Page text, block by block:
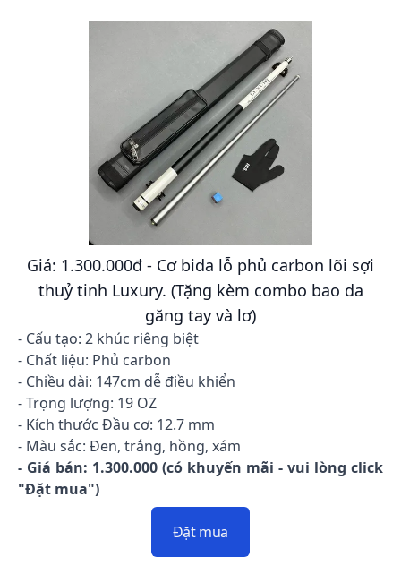
Giá: 1.300.000đ - Cơ bida lỗ phủ carbon lõi sợi
thuỷ tinh Luxury. (Tặng kèm combo bao da
găng tay và lơ)
- Cấu tạo: 2 khúc riêng biệt
- Chất liệu: Phủ carbon
- Chiều dài: 147cm dễ điều khiển
- Trọng lượng: 19 OZ
- Kích thước Đầu cơ: 12.7 mm
- Màu sắc: Đen, trắng, hồng, xám
- Giá bán: 1.300.000 (có khuyến mãi - vui lòng click
"Đặt mua")
Đặt mua